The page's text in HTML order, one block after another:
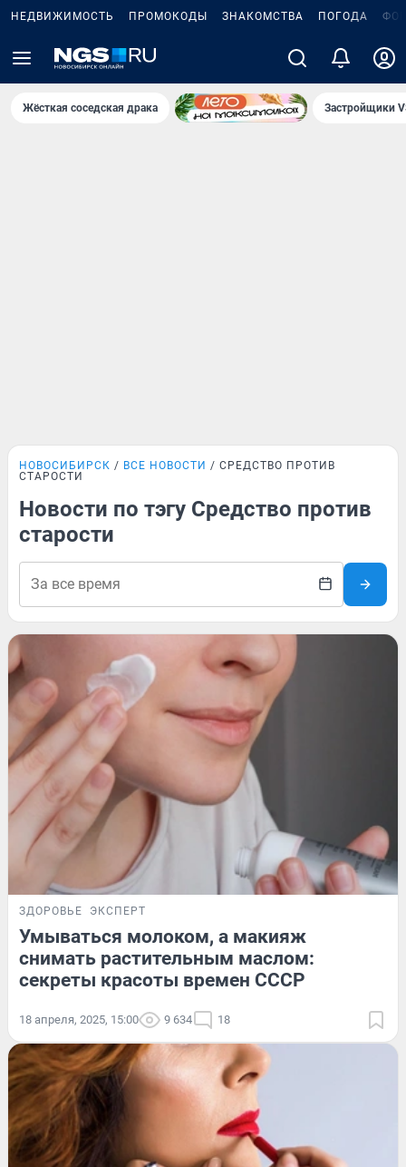
НЕДВИЖИМОСТЬ ПРОМОКОДЫ ЗНАКОМСТВА ПОГОДА
Жёсткая соседская драка Застройщики
НОВОСИБИРСК ВСЕ НОВОСТИ
СРЕДСТВО ПРОТИВ
СТАРОСТИ
Новости по тэгу Средство против
старости
ЗДОРОВЬЕ ЭКСПЕРТ
Умываться молоком, а макияж
снимать растительным маслом:
секреты красоты времен СССР
18 апреля, 2025, 15:00 9 634 18